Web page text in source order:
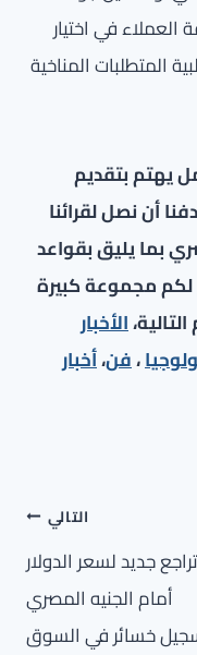
العملاء في اختيار
المتطلبات المناخية
يهتم بتقديم
أن نصل لقرائنا
بما يليق بقواعد
لكم مجموعة كبيرة
الأخبار
،فن،أخبار
التالي
تراجع جديد لسعر الدولار
أمام الجنيه المصري
خسائر في السوق